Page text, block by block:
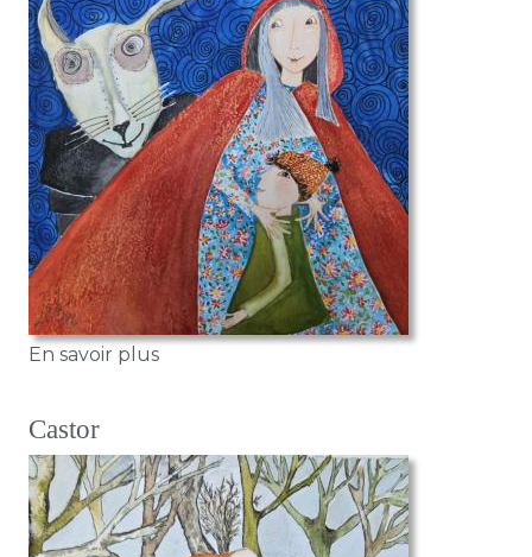
En savoir plussur Les enfants preferent les princesses
Castor